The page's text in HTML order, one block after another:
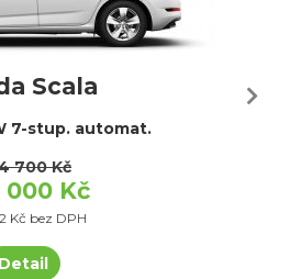
Scala
7-stup. automat.
700 Kč
000 Kč
Kč bez DPH
Detail